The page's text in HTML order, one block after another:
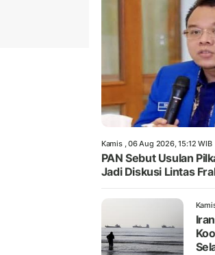
Kamis , 06 Aug 2026, 15:12 WIB
PAN Sebut Usulan
Jadi Diskusi Lintas